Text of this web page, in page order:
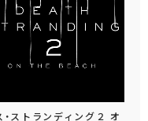
・ストランディング２ オ